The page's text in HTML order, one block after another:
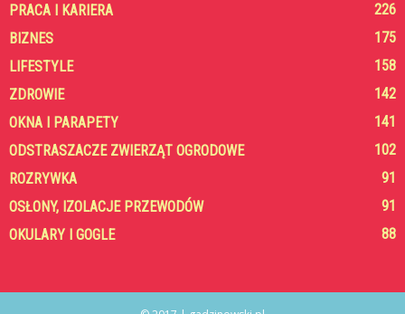
PRACA I KARIERA
226
BIZNES
175
LIFESTYLE
158
ZDROWIE
142
OKNA I PARAPETY
141
ODSTRASZACZE ZWIERZĄT OGRODOWE
102
ROZRYWKA
91
OSŁONY, IZOLACJE PRZEWODÓW
91
OKULARY I GOGLE
88